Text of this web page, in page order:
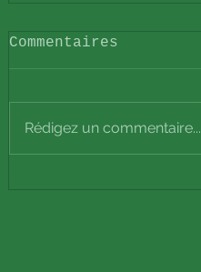
Commentaires
Rédigez un commentaire...